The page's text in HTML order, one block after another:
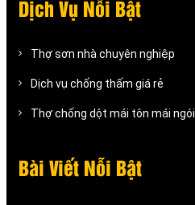
Dịch Vụ Nỗi Bật
Thợ sơn nhà chuyên nghiệp
Dịch vụ chống thấm giá rẻ
Thợ chống dột mái tôn mái ngói
Bài Viết Nỗi Bật